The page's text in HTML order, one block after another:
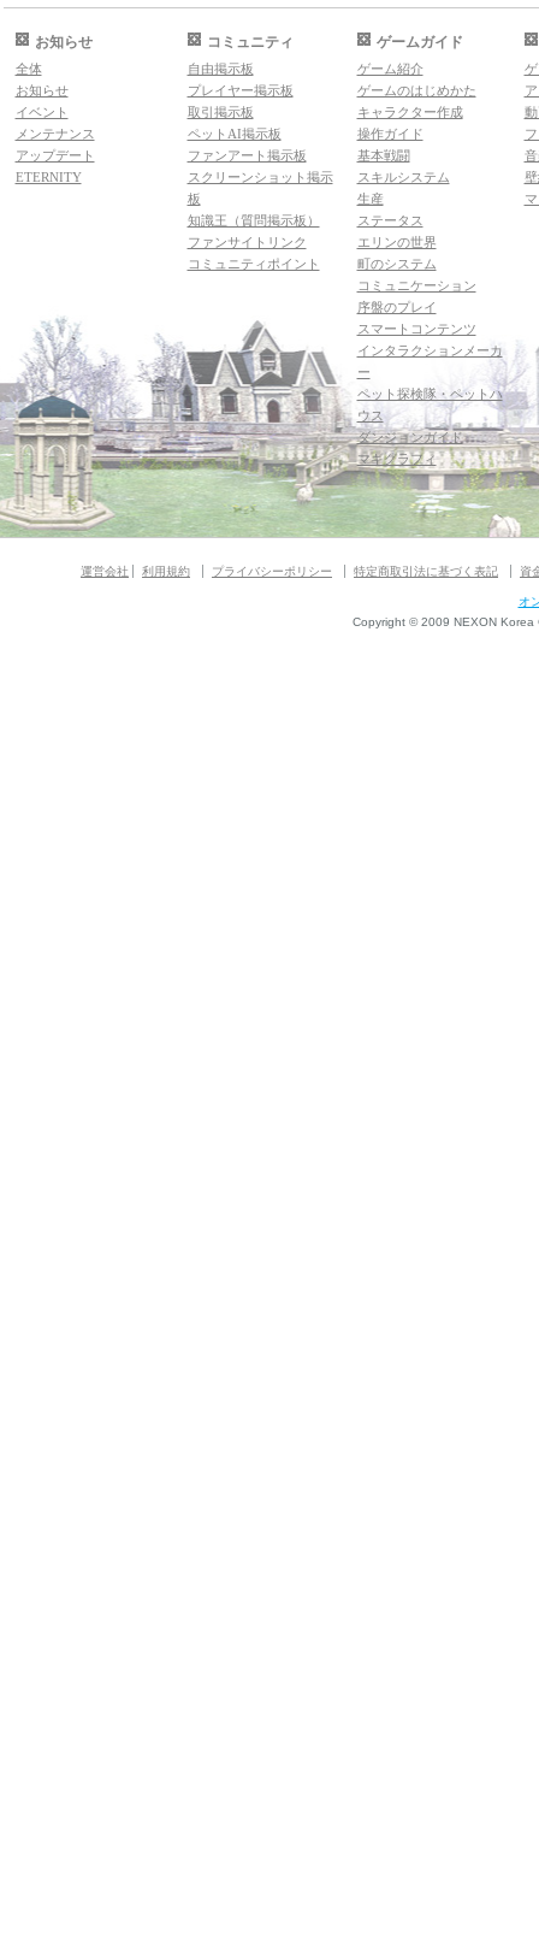
お知らせ
全体
お知らせ
イベント
メンテナンス
アップデート
ETERNITY
コミュニティ
自由掲示板
プレイヤー掲示板
取引掲示板
ペットAI掲示板
ファンアート掲示板
スクリーンショット掲示
板
知識王（質問掲示板）
ファンサイトリンク
コミュニティポイント
ゲームガイド
ゲーム紹介
ゲームのはじめかた
キャラクター作成
操作ガイド
基本戦闘
スキルシステム
生産
ステータス
エリンの世界
町のシステム
コミュニケーション
序盤のプレイ
スマートコンテンツ
インタラクションメーカ
ー
ペット探検隊・ペットハ
ウス
ダンジョンガイド
マギグラフィ
運営会社 利用規約 プライバシーポリシー 特定商取引法に基づく表記 資
オ
Copyright © 2009 NEXON Korea